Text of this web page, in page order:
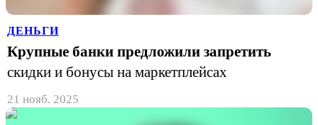
ДЕНЬГИ
Крупные банки предложили запретить
скидки и бонусы на маркетплейсах
21 нояб. 2025